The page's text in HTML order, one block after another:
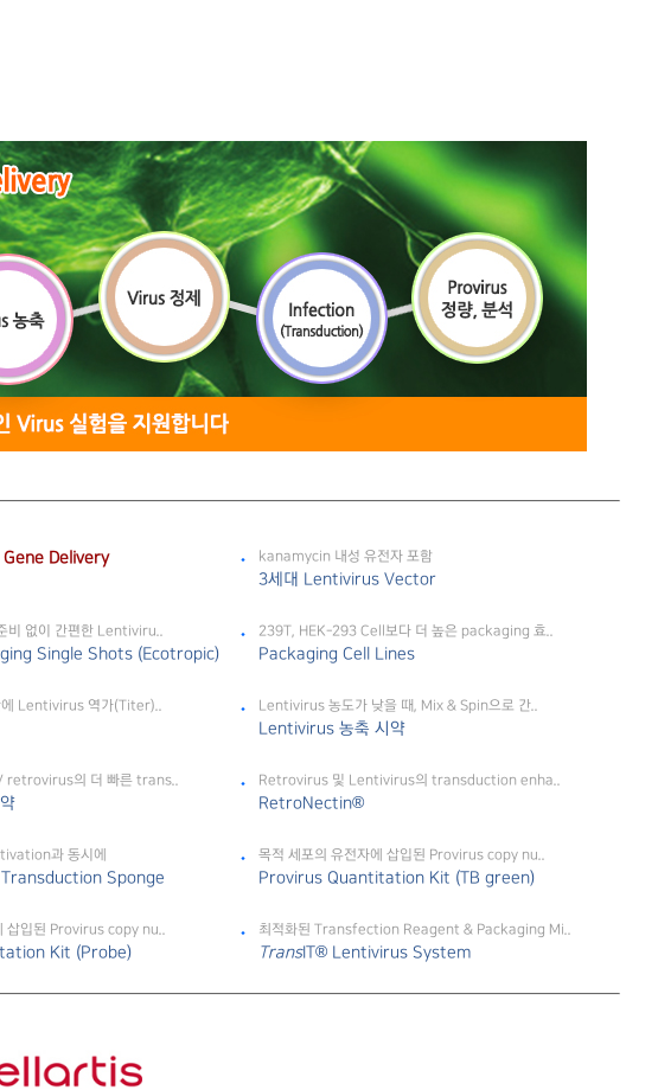
Delivery kanamycin 내성 유전자 포함
3세대 Lentivirus Vector
없이 간편한 Lentiviru..
Single Shots (Ecotropic)
239T, HEK-293 Cell보다 더 높은 packaging 효..
Packaging Cell Lines
에 Lentivirus 역가(Titer).. Lentivirus 농도가 낮을 때, Mix & Spin으로 간..
Lentivirus 농축 시약
retrovirus의 더 빠른 trans.. Retrovirus 및 Lentivirus의 transduction enha..
RetroNectin®
과 동시에
Sponge
목적 세포의 유전자에 삽입된 Provirus copy nu..
Provirus Quantitation Kit (TB green)
삽입된 Provirus copy nu..
Kit (Probe)
최적화된 Transfection Reagent & Packaging Mi..
TransIT® Lentivirus System